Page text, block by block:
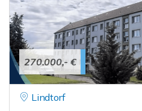
270.000,- €
Lindtorf